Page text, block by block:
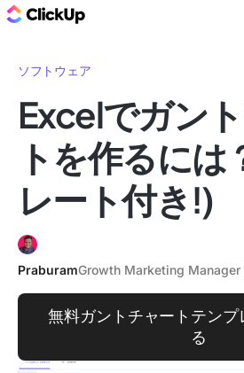
ソフトウェア
Excelでガン
トを作るには
レート付き!)
PraburamGrowth Marketing Manager
無料ガントチャートテンプ
る